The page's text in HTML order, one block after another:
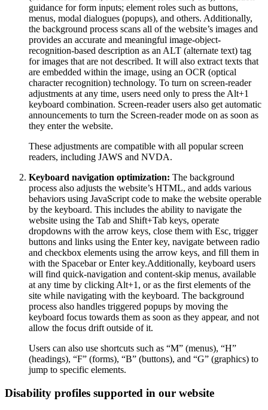
guidance for form inputs; element roles such as buttons,
menus, modal dialogues (popups), and others. Additionally,
the background process scans all of the website’s images and
provides an accurate and meaningful image-object-
recognition-based description as an ALT (alternate text) tag
for images that are not described. It will also extract texts that
are embedded within the image, using an OCR (optical
character recognition) technology. To turn on screen-reader
adjustments at any time, users need only to press the Alt+1
keyboard combination. Screen-reader users also get automatic
announcements to turn the Screen-reader mode on as soon as
they enter the website.
These adjustments are compatible with all popular screen
readers, including JAWS and NVDA.
Keyboard navigation optimization: The background
process also adjusts the website’s HTML, and adds various
behaviors using JavaScript code to make the website operable
by the keyboard. This includes the ability to navigate the
website using the Tab and Shift+Tab keys, operate
dropdowns with the arrow keys, close them with Esc, trigger
buttons and links using the Enter key, navigate between radio
and checkbox elements using the arrow keys, and fill them in
with the Spacebar or Enter key.Additionally, keyboard users
will find quick-navigation and content-skip menus, available
at any time by clicking Alt+1, or as the first elements of the
site while navigating with the keyboard. The background
process also handles triggered popups by moving the
keyboard focus towards them as soon as they appear, and not
allow the focus drift outside of it.
Users can also use shortcuts such as “M” (menus), “H”
(headings), “F” (forms), “B” (buttons), and “G” (graphics) to
jump to specific elements.
Disability profiles supported in our website